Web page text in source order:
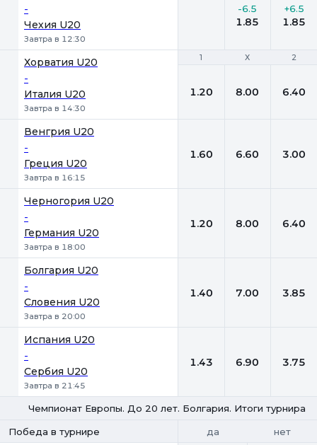
-
Чехия U20
Завтра в 12:30
-6.5
1.85
+6.5
1.85
1 Х 2
Хорватия U20
-
Италия U20
Завтра в 14:30
1 Х 2
1.20 8.00 6.40
Венгрия U20
-
Греция U20
Завтра в 16:15
1.60 6.60 3.00
Черногория U20
-
Германия U20
Завтра в 18:00
1.20 8.00 6.40
Болгария U20
-
Словения U20
Завтра в 20:00
1.40 7.00 3.85
Испания U20
-
Сербия U20
Завтра в 21:45
1.43 6.90 3.75
Чемпионат Европы. До 20 лет. Болгария. Итоги турнира
Победа в турнире да нет